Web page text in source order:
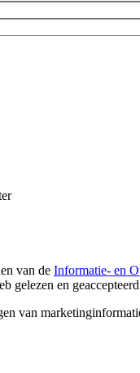
van de Informatie- en
gelezen en
van